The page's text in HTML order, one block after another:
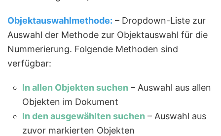
Objektauswahlmethode: – Dropdown-Liste zur
Auswahl der Methode zur Objektauswahl für die
Nummerierung. Folgende Methoden sind
verfügbar:
In allen Objekten suchen – Auswahl aus allen
Objekten im Dokument
In den ausgewählten suchen – Auswahl aus
zuvor markierten Objekten